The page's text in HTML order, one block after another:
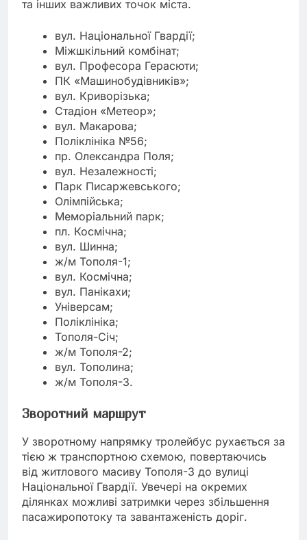
та інших важливих точок міста.
вул. Національної Гвардії;
Міжшкільний комбінат;
вул. Професора Герасюти;
ПК «Машинобудівників»;
вул. Криворізька;
Стадіон «Метеор»;
вул. Макарова;
Поліклініка №56;
пр. Олександра Поля;
вул. Незалежності;
Парк Писаржевського;
Олімпійська;
Меморіальний парк;
пл. Космічна;
вул. Шинна;
ж/м Тополя-1;
вул. Космічна;
вул. Панікахи;
Універсам;
Поліклініка;
Тополя-Січ;
ж/м Тополя-2;
вул. Тополина;
ж/м Тополя-3.
Зворотний маршрут
У зворотному напрямку тролейбус рухається за
тією ж транспортною схемою, повертаючись
від житлового масиву Тополя-3 до вулиці
Національної Гвардії. Увечері на окремих
ділянках можливі затримки через збільшення
пасажиропотоку та завантаженість доріг.